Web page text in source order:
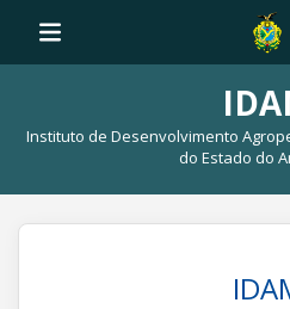
Instituto de Desenvolvimento
do Estado do